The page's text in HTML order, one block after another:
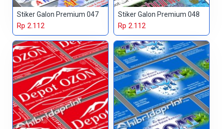
Stiker Galon Premium 047
Rp 2.112
Stiker Galon Premium 048
Rp 2.112